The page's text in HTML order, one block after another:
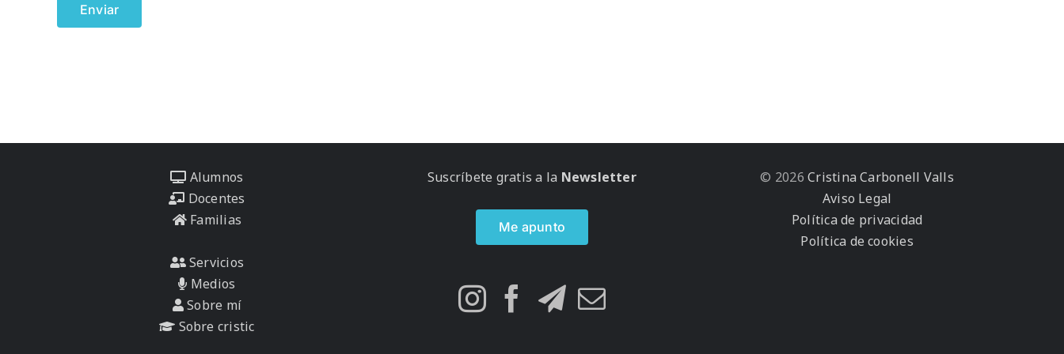
Alumnos
Docentes
Familias
Servicios
Medios
Sobre mí
Sobre cristic
Suscríbete gratis a la Newsletter
Me apunto
© 2026 Cristina Carbonell Valls
Aviso Legal
Política de privacidad
Política de cookies